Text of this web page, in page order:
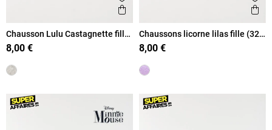
Ajouter aux favoris
Aperçu rapide
Chausson Lulu Castagnette fille
(31-35)
8,00 €
Chaussons licorne lilas fille (32-
35)
8,00 €